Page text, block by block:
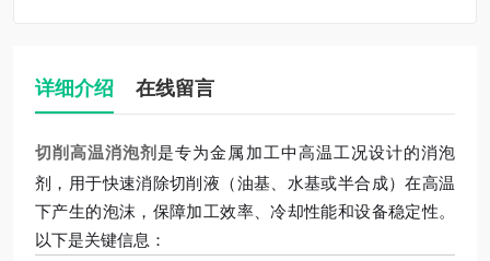
详细介绍 在线留言
切削高温消泡剂 是专为金属加工中高温工况设计的消泡
剂，用于快速消除切削液（油基、水基或半合成）在高温
下产生的泡沫，保障加工效率、冷却性能和设备稳定性。
以下是关键信息：